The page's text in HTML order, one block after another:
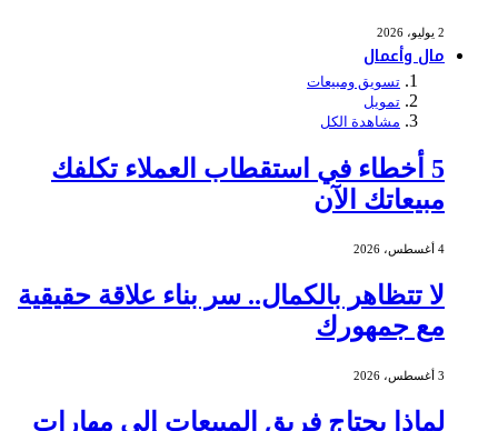
2 يوليو، 2026
مال وأعمال
تسويق ومبيعات
تمويل
مشاهدة الكل
5 أخطاء في استقطاب العملاء تكلفك
مبيعاتك الآن
4 أغسطس، 2026
لا تتظاهر بالكمال.. سر بناء علاقة حقيقية
مع جمهورك
3 أغسطس، 2026
لماذا يحتاج فريق المبيعات إلى مهارات